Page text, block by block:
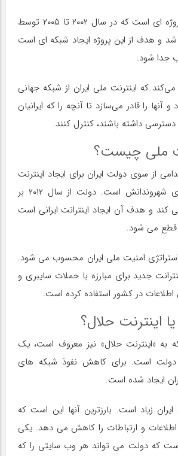
اینترنت ملی ایران پروژه ای است که در سال ۲۰۰۲ تا ۲۰۰۵ توسط
شد و هدف از این پروژه ایجاد شبکه ای است
جدا شود.
که اینترنت ملی ایران از شبکه جهانی
آنها را قادر می‌سازد تا آنچه را که ایرانیان
دسترسی داشته باشند، کنترل کنند.
ملی چیست؟
از سوی دولت ایران برای ایجاد اینترنت
«پاک» و «ایمن» برای شهروندانش است. دولت از سال ۲۰۱۲ بر
کند و هدف آن ایجاد اینترانت ایرانی است
قطع می شود.
امنیت ملی ایران محسوب می شود.
جدید برای مبارزه با حملات سایبری و
در کشور استفاده کرده است.
اینترنت حلال؟
به «اینترنت حلال» نیز معروف است، یک
است. برای کاهش نفوذ شبکه های
ایجاد شده است.
زیاد است. بارزترین آنها این است که
اطلاعات و ارتباطات را کاهش می دهد. یکی
که دولت می تواند هر وب سایتی را که